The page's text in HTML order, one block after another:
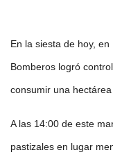
En la siesta de hoy,
Bomberos logró
consumir una
A las 14:00 de este
pastizales en lugar